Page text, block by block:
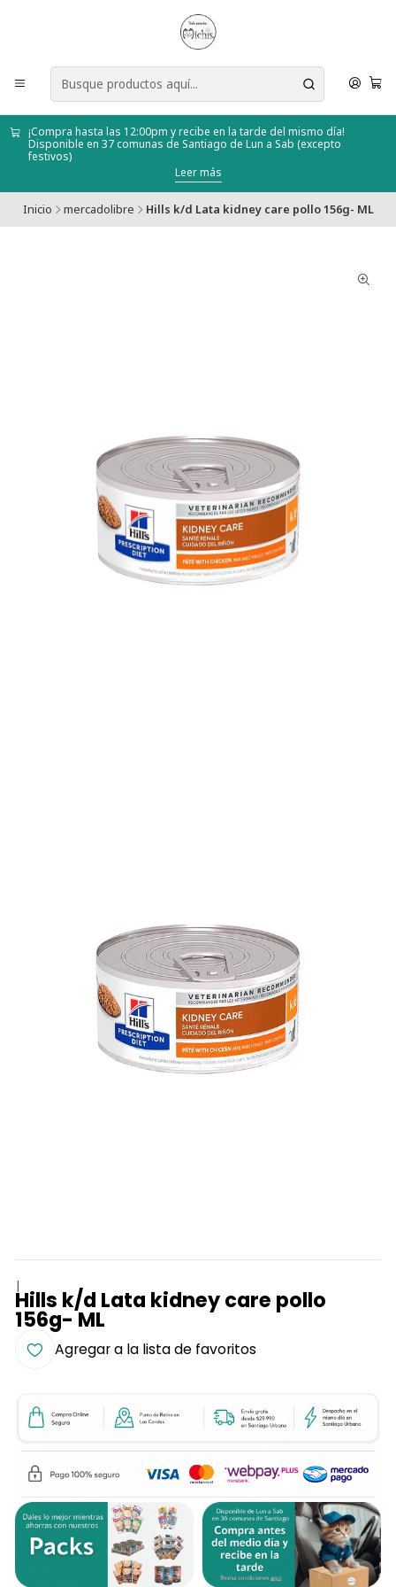
¡Compra hasta las 12:00pm y recibe en la tarde del mismo día!
Disponible en 37 comunas de Santiago de Lun a Sab (excepto
festivos)
Leer más
Inicio mercadolibre Hills k/d Lata kidney care pollo 156g- ML
|
Hills k/d Lata kidney care pollo
156g- ML
Agregar a la lista de favoritos